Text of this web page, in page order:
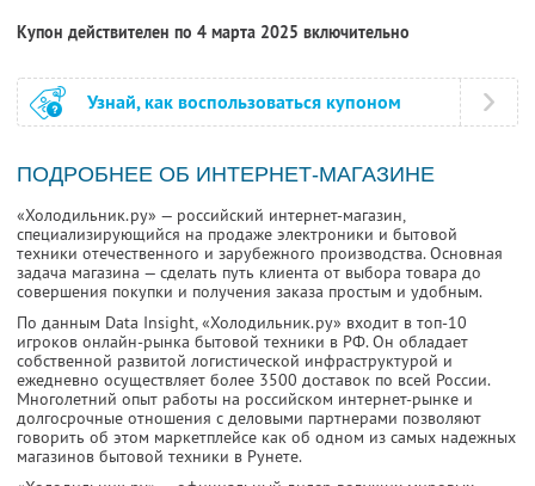
Купон действителен по 4 марта 2025 включительно
Узнай, как воспользоваться купоном
ПОДРОБНЕЕ ОБ ИНТЕРНЕТ-МАГАЗИНЕ
«Холодильник.ру» — российский интернет-магазин,
специализирующийся на продаже электроники и бытовой
техники отечественного и зарубежного производства. Основная
задача магазина — сделать путь клиента от выбора товара до
совершения покупки и получения заказа простым и удобным.
По данным Data Insight, «Холодильник.ру» входит в топ-10
игроков онлайн-рынка бытовой техники в РФ. Он обладает
собственной развитой логистической инфраструктурой и
ежедневно осуществляет более 3500 доставок по всей России.
Многолетний опыт работы на российском интернет-рынке и
долгосрочные отношения с деловыми партнерами позволяют
говорить об этом маркетплейсе как об одном из самых надежных
магазинов бытовой техники в Рунете.